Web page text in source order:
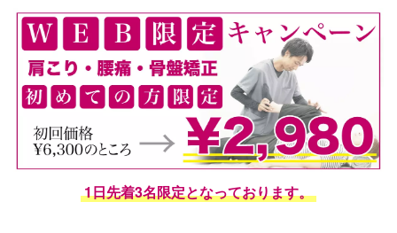
1日先着3名限定となっております。